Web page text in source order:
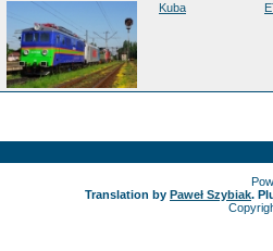
Kuba
Translation by Paweł Szybiak.